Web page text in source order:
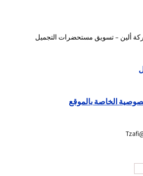
ألين – تسويق مستحضرات التجميل
الخاصة بالموقع